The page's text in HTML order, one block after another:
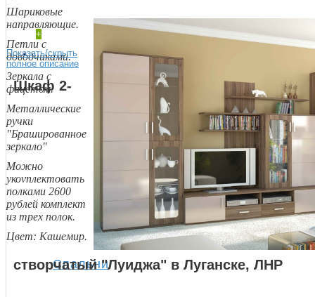
+
Спальня
Спальни
Шариковые
направляющие.
Петли с
доводчиками.
Зеркала с
фацетом.
Металлические
ручки
"Брашированное
зеркало"
Можно
укоvплектовать
полками 2600
рублей комплект
из трех полок.
Цвет: Кашемир.
Показать/скрыть
полное описание
Шкаф 2-
створчатый "Луиджа" в Луганске, ЛНР